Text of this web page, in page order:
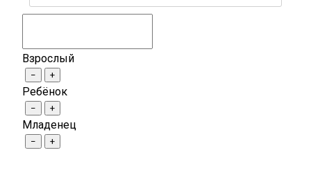
Взрослый
− +
Ребёнок
− +
Младенец
− +